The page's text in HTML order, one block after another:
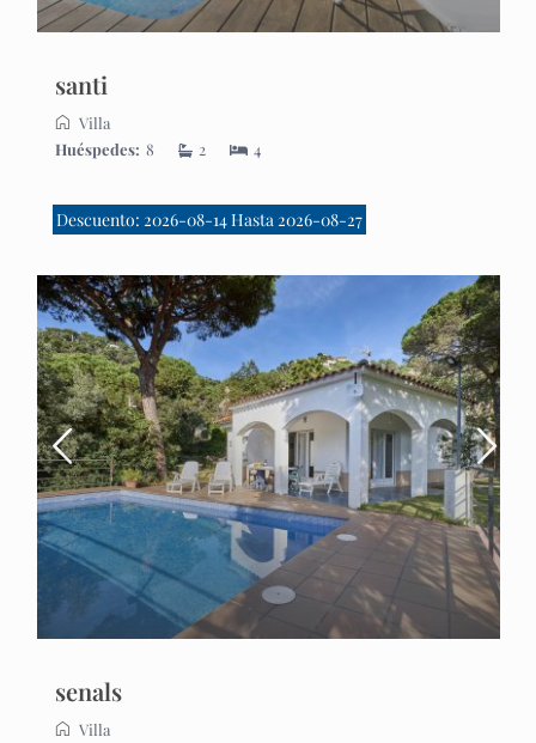
santi
Villa
Huéspedes: 8 2 4
Descuento: 2026-08-14 Hasta 2026-08-27
senals
Villa